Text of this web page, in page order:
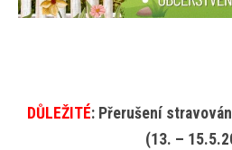
DŮLEŽITÉ: Přerušení
(13. –